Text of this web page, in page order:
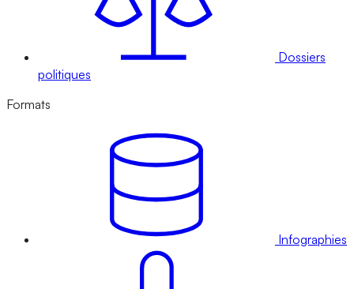
Dossiers
politiques
Formats
Infographies